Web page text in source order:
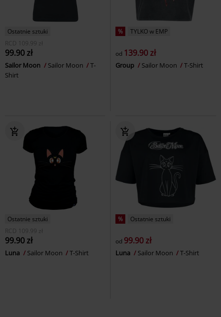
Ostatnie sztuki
RCD 109.99 zł
99.90 zł
Sailor Moon Sailor Moon
T-
Shirt
% TYLKO w EMP
od 139.90 zł
Group Sailor Moon T-Shirt
Ostatnie sztuki
RCD 109.99 zł
99.90 zł
Luna Sailor Moon T-Shirt
% Ostatnie sztuki
od 99.90 zł
Luna Sailor Moon T-Shirt